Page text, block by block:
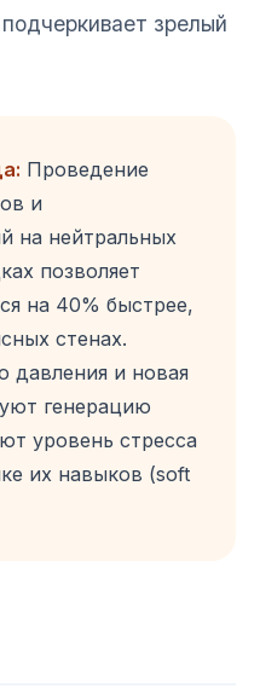
зрелый
Проведение
и
на нейтральных
позволяет
на 40% быстрее,
стенах.
давления и новая
генерацию
уровень стресса
их навыков (soft